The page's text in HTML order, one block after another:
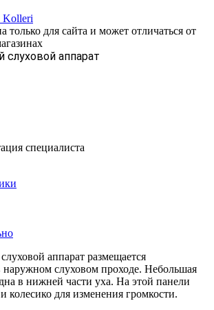
Kolleri
только для сайта и может отличаться от
слуховой аппарат
специалиста
аппарат размещается
наружном слуховом проходе. Небольшая
в нижней части уха. На этой панели
колесико для изменения громкости.